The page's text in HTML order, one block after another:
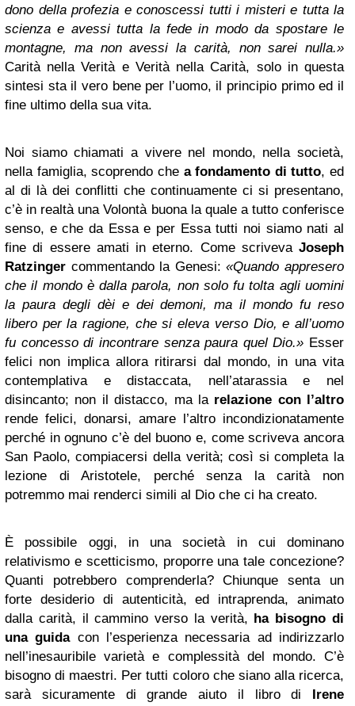
dono della profezia e conoscessi tutti i misteri e tutta la
scienza e avessi tutta la fede in modo da spostare le
montagne, ma non avessi la carità, non sarei nulla.»
Carità nella Verità e Verità nella Carità, solo in questa
sintesi sta il vero bene per l’uomo, il principio primo ed il
fine ultimo della sua vita.
Noi siamo chiamati a vivere nel mondo, nella società,
nella famiglia, scoprendo che a fondamento di tutto, ed
al di là dei conflitti che continuamente ci si presentano,
c’è in realtà una Volontà buona la quale a tutto conferisce
senso, e che da Essa e per Essa tutti noi siamo nati al
fine di essere amati in eterno. Come scriveva Joseph
Ratzinger commentando la Genesi:«Quando appresero
che il mondo è dalla parola, non solo fu tolta agli uomini
la paura degli dèi e dei demoni, ma il mondo fu reso
libero per la ragione, che si eleva verso Dio, e all’uomo
fu concesso di incontrare senza paura quel Dio.» Esser
felici non implica allora ritirarsi dal mondo, in una vita
contemplativa e distaccata, nell’atarassia e nel
disincanto; non il distacco, ma la relazione con l’altro
rende felici, donarsi, amare l’altro incondizionatamente
perché in ognuno c’è del buono e, come scriveva ancora
San Paolo, compiacersi della verità; così si completa la
lezione di Aristotele, perché senza la carità non
potremmo mai renderci simili al Dio che ci ha creato.
È possibile oggi, in una società in cui dominano
relativismo e scetticismo, proporre una tale concezione?
Quanti potrebbero comprenderla? Chiunque senta un
forte desiderio di autenticità, ed intraprenda, animato
dalla carità, il cammino verso la verità, ha bisogno di
una guidacon l’esperienza necessaria ad indirizzarlo
nell’inesauribile varietà e complessità del mondo. C’è
bisogno di maestri. Per tutti coloro che siano alla ricerca,
sarà sicuramente di grande aiuto il libro di Irene